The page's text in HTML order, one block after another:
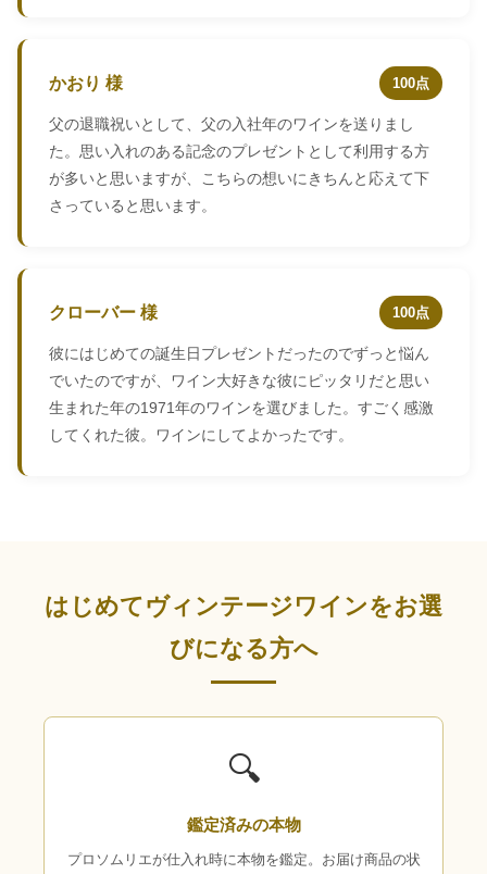
かおり 様 100点
父の退職祝いとして、父の入社年のワインを送りまし
た。思い入れのある記念のプレゼントとして利用する方
が多いと思いますが、こちらの想いにきちんと応えて下
さっていると思います。
クローバー 様 100点
彼にはじめての誕生日プレゼントだったのでずっと悩ん
でいたのですが、ワイン大好きな彼にピッタリだと思い
生まれた年の1971年のワインを選びました。すごく感激
してくれた彼。ワインにしてよかったです。
はじめてヴィンテージワインをお選
びになる方へ
🔍
鑑定済みの本物
プロソムリエが仕入れ時に本物を鑑定。お届け商品の状